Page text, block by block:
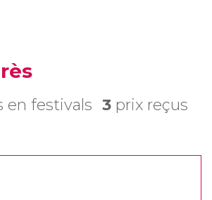
en festivals 3 prix reçus